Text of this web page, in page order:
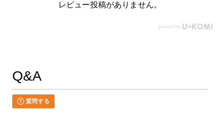
レビュー投稿がありません。
Q&A
質問する